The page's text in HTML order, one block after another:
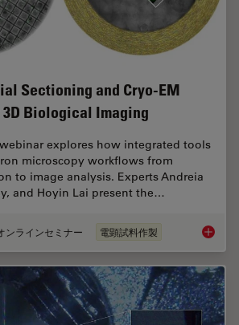
Sectioning and Cryo-EM
Biological Imaging
explores how integrated tools
microscopy workflows from
to image analysis. Experts Andreia
and Hoyin Lai present the…
ンラインセミナー 電顕試料作製